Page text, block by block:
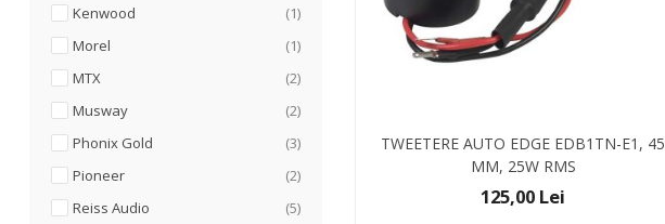
TWEETERE AUTO EDGE EDB1TN-E1, 45
MM, 25W RMS
125,00 Lei
Kenwood
1articol
Morel
1articol
MTX
2articole
Musway
2articole
Phonix Gold
3articole
Pioneer
2articole
Reiss Audio
5articole